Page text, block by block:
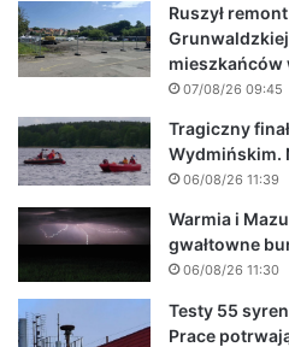
Ruszył
mieszkańców
07/08/26 09:45
Tragiczny
Wydmińskim.
06/08/26 11:39
Warmia i
gwałtowne
06/08/26 11:30
Testy 55
Prace